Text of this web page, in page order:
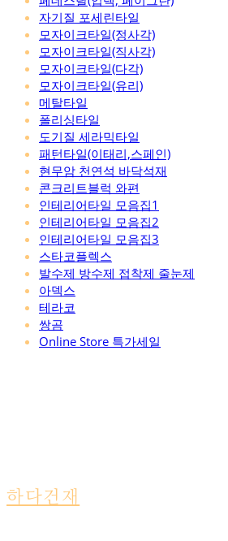
자기질 포세린타일
모자이크타일(정사각)
모자이크타일(직사각)
모자이크타일(다각)
모자이크타일(유리)
메탈타일
폴리싱타일
도기질 세라믹타일
패턴타일(이태리,스페인)
현무암 천연석 바닥석재
콘크리트블럭 와편
인테리어타일 모음집1
인테리어타일 모음집2
인테리어타일 모음집3
스타코플렉스
발수제 방수제 접착제 줄눈제
아덱스
테라코
쌍곰
Online Store 특가세일
하다건재